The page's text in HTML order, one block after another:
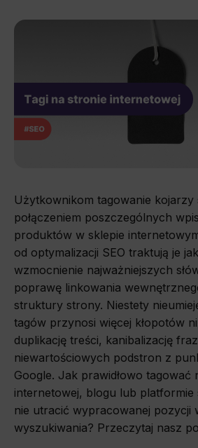
Użytkownikom tagowanie kojarzy
połączeniem poszczególnych
produktów w sklepie
od optymalizacji SEO traktują je
wzmocnienie najważniejszych
poprawę linkowania
struktury strony. Niestety
tagów przynosi więcej kłopotów
duplikację treści, kanibalizację
niewartościowych podstron z
Google. Jak prawidłowo tagować
internetowej, blogu lub
nie utracić wypracowanej pozycji
wyszukiwania? Przeczytaj nasz